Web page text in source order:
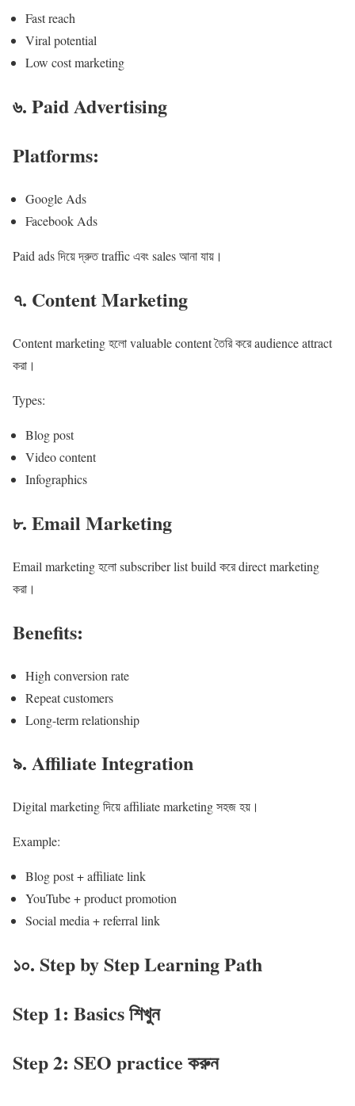
Fast reach
Viral potential
Low cost marketing
৬. Paid Advertising
Platforms:
Google Ads
Facebook Ads
Paid ads দিয়ে দ্রুত traffic এবং sales আনা যায়।
৭. Content Marketing
Content marketing হলো valuable content তৈরি করে audience attract
করা।
Types:
Blog post
Video content
Infographics
৮. Email Marketing
Email marketing হলো subscriber list build করে direct marketing
করা।
Benefits:
High conversion rate
Repeat customers
Long-term relationship
৯. Affiliate Integration
Digital marketing দিয়ে affiliate marketing সহজ হয়।
Example:
Blog post + affiliate link
YouTube + product promotion
Social media + referral link
১০. Step by Step Learning Path
Step 1: Basics শিখুন
Step 2: SEO practice করুন